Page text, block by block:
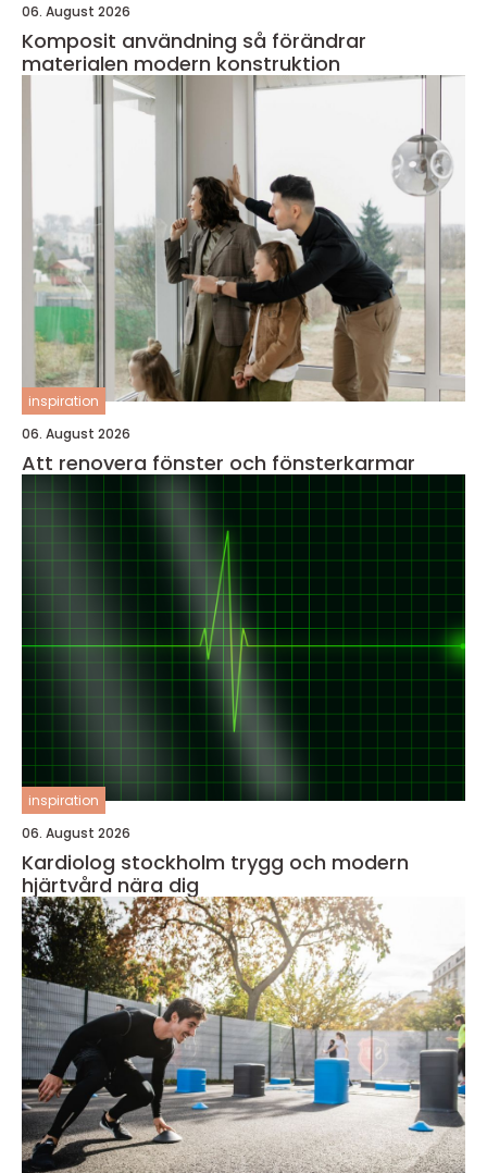
06. August 2026
Komposit användning så förändrar
materialen modern konstruktion
inspiration
06. August 2026
Att renovera fönster och fönsterkarmar
inspiration
06. August 2026
Kardiolog stockholm trygg och modern
hjärtvård nära dig